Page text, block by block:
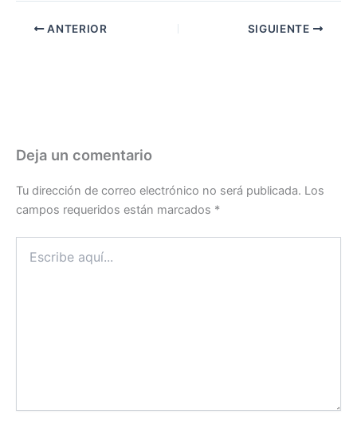
ANTERIOR SIGUIENTE
Deja un comentario
Tu dirección de correo electrónico no será publicada. Los
campos requeridos están marcados *
aquí...